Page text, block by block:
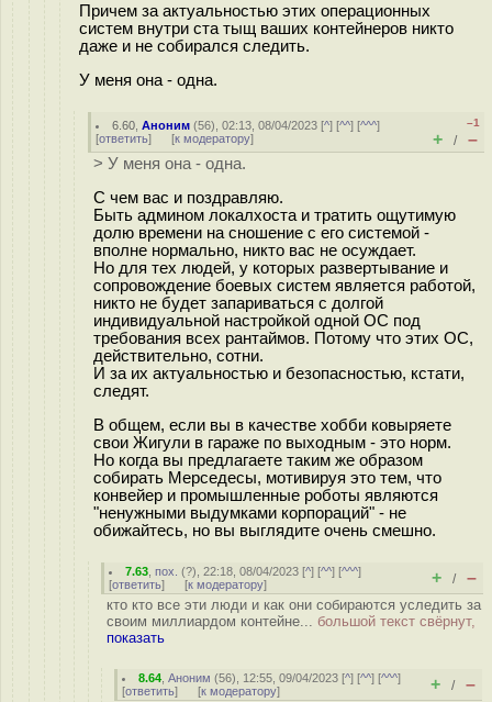
Причем за актуальностью этих операционных
систем внутри ста тыщ ваших контейнеров никто
даже и не собирался следить.
У меня она - одна.
6.60 ,Аноним (56), 02:13, 08/04/2023 [^] [^^] [^^^]
[ответить] [к модератору]
–1
+ / –
> У меня она - одна.
С чем вас и поздравляю.
Быть админом локалхоста и тратить ощутимую
долю времени на сношение с его системой -
вполне нормально, никто вас не осуждает.
Но для тех людей, у которых развертывание и
сопровождение боевых систем является работой,
никто не будет запариваться с долгой
индивидуальной настройкой одной ОС под
требования всех рантаймов. Потому что этих ОС,
действительно, сотни.
И за их актуальностью и безопасностью, кстати,
следят.
В общем, если вы в качестве хобби ковыряете
свои Жигули в гараже по выходным - это норм.
Но когда вы предлагаете таким же образом
собирать Мерседесы, мотивируя это тем, что
конвейер и промышленные роботы являются
"ненужными выдумками корпораций" - не
обижайтесь, но вы выглядите очень смешно.
7.63 ,пох. (?), 22:18, 08/04/2023 [^] [^^] [^^^]
[ответить] [к модератору] + / –
кто кто все эти люди и как они собираются уследить за
своим миллиардом контейне... большой текст свёрнут,
показать
8.64 ,Аноним (56), 12:55, 09/04/2023 [^] [^^] [^^^]
[ответить] [к модератору] + / –